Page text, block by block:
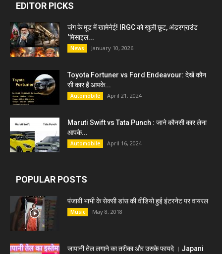
EDITOR PICKS
जंग के मूड में खामेनेई! IRGC को खुली छूट, अंडरग्राउंड
‘मिसाइल...
News January 10, 2026
Toyota Fortuner vs Ford Endeavour: देखें कौन
सी कार हैं आपके...
Automobile April 21, 2024
Maruti Swift vs Tata Punch : जाने कौनसी कार लेना
आपके...
Automobile April 16, 2024
POPULAR POSTS
पंजाबी भाभी के सेक्सी डांस की वीडियो हुई इंटरनेट पर वायरल
Music May 8, 2018
जापानी तेल लगाने का तरीका और उसके फायदे । Japani